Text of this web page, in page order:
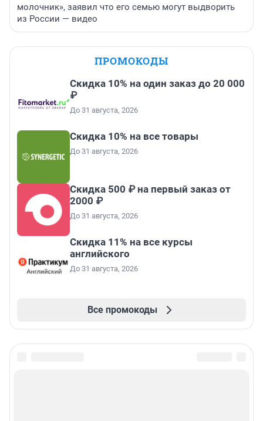
молочник», заявил что его семью могут выдворить
из России — видео
ПРОМОКОДЫ
Скидка 10% на один заказ до 20 000
₽
До 31 августа, 2026
Скидка 10% на все товары
До 31 августа, 2026
Скидка 500 ₽ на первый заказ от
2000 ₽
До 31 августа, 2026
Скидка 11% на все курсы
английского
До 31 августа, 2026
Все промокоды